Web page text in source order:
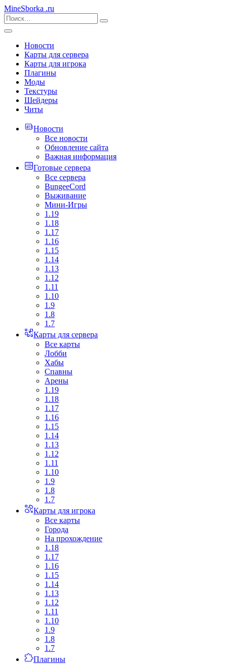
MineSborka .ru
Новости
Карты для сервера
Карты для игрока
Плагины
Моды
Текстуры
Шейдеры
Читы
Новости
Все новости
Обновление сайта
Важная информация
Готовые сервера
Все сервера
BungeeCord
Выживание
Мини-Игры
1.19
1.18
1.17
1.16
1.15
1.14
1.13
1.12
1.11
1.10
1.9
1.8
1.7
Карты для сервера
Все карты
Лобби
Хабы
Спавны
Арены
1.19
1.18
1.17
1.16
1.15
1.14
1.13
1.12
1.11
1.10
1.9
1.8
1.7
Карты для игрока
Все карты
Города
На прохождение
1.18
1.17
1.16
1.15
1.14
1.13
1.12
1.11
1.10
1.9
1.8
1.7
Плагины